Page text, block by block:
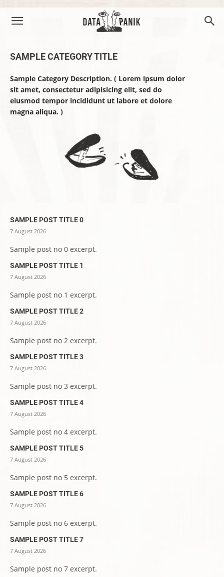
SAMPLE CATEGORY TITLE
Sample Category Description. ( Lorem ipsum dolor
sit amet, consectetur adipisicing elit, sed do
eiusmod tempor incididunt ut labore et dolore
magna aliqua. )
SAMPLE POST TITLE 0
7 August 2026
Sample post no 0 excerpt.
SAMPLE POST TITLE 1
7 August 2026
Sample post no 1 excerpt.
SAMPLE POST TITLE 2
7 August 2026
Sample post no 2 excerpt.
SAMPLE POST TITLE 3
7 August 2026
Sample post no 3 excerpt.
SAMPLE POST TITLE 4
7 August 2026
Sample post no 4 excerpt.
SAMPLE POST TITLE 5
7 August 2026
Sample post no 5 excerpt.
SAMPLE POST TITLE 6
7 August 2026
Sample post no 6 excerpt.
SAMPLE POST TITLE 7
7 August 2026
Sample post no 7 excerpt.